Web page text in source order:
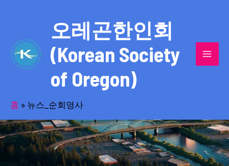
오레곤한인회
(Korean Society
of Oregon)
홈 » 뉴스_순회영사
반세기의 세월을 품고 동포사회를 섬겨온
오레곤한인회!